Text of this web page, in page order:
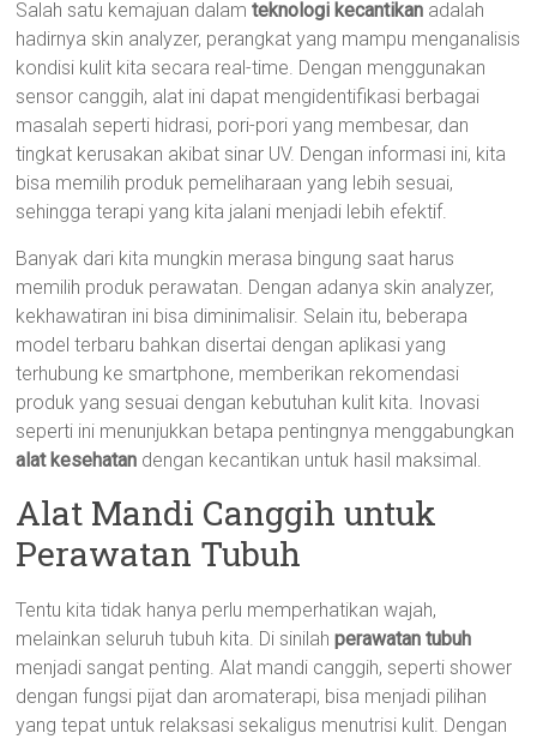
Salah satu kemajuan dalamteknologi kecantikan adalah
hadirnya skin analyzer, perangkat yang mampu menganalisis
kondisi kulit kita secara real-time. Dengan menggunakan
sensor canggih, alat ini dapat mengidentifikasi berbagai
masalah seperti hidrasi, pori-pori yang membesar, dan
tingkat kerusakan akibat sinar UV. Dengan informasi ini, kita
bisa memilih produk pemeliharaan yang lebih sesuai,
sehingga terapi yang kita jalani menjadi lebih efektif.
Banyak dari kita mungkin merasa bingung saat harus
memilih produk perawatan. Dengan adanya skin analyzer,
kekhawatiran ini bisa diminimalisir. Selain itu, beberapa
model terbaru bahkan disertai dengan aplikasi yang
terhubung ke smartphone, memberikan rekomendasi
produk yang sesuai dengan kebutuhan kulit kita. Inovasi
seperti ini menunjukkan betapa pentingnya menggabungkan
alat kesehatan dengan kecantikan untuk hasil maksimal.
Alat Mandi Canggih untuk
Perawatan Tubuh
Tentu kita tidak hanya perlu memperhatikan wajah,
melainkan seluruh tubuh kita. Di sinilahperawatan tubuh
menjadi sangat penting. Alat mandi canggih, seperti shower
dengan fungsi pijat dan aromaterapi, bisa menjadi pilihan
yang tepat untuk relaksasi sekaligus menutrisi kulit. Dengan